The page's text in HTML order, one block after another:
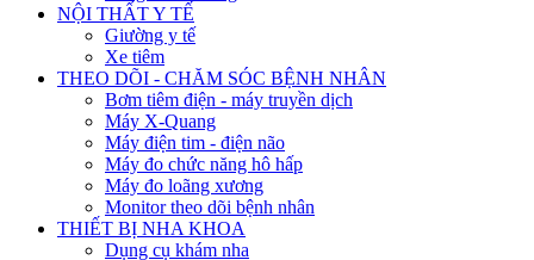
NỘI THẤT Y TẾ
Giường y tế
Xe tiêm
THEO DÕI - CHĂM SÓC BỆNH NHÂN
Bơm tiêm điện - máy truyền dịch
Máy X-Quang
Máy điện tim - điện não
Máy đo chức năng hô hấp
Máy đo loãng xương
Monitor theo dõi bệnh nhân
THIẾT BỊ NHA KHOA
Dụng cụ khám nha